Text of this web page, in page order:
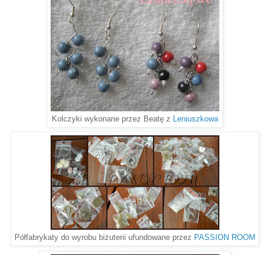
Kolczyki wykonane przez Beatę z Leniuszkowa
Półfabrykaty do wyrobu biżuterii ufundowane przez PASSION ROOM